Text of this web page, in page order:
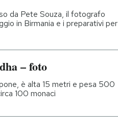
da Pete Souza, il fotografo
in Birmania e i preparativi per
– foto
è alta 15 metri e pesa 500
100 monaci